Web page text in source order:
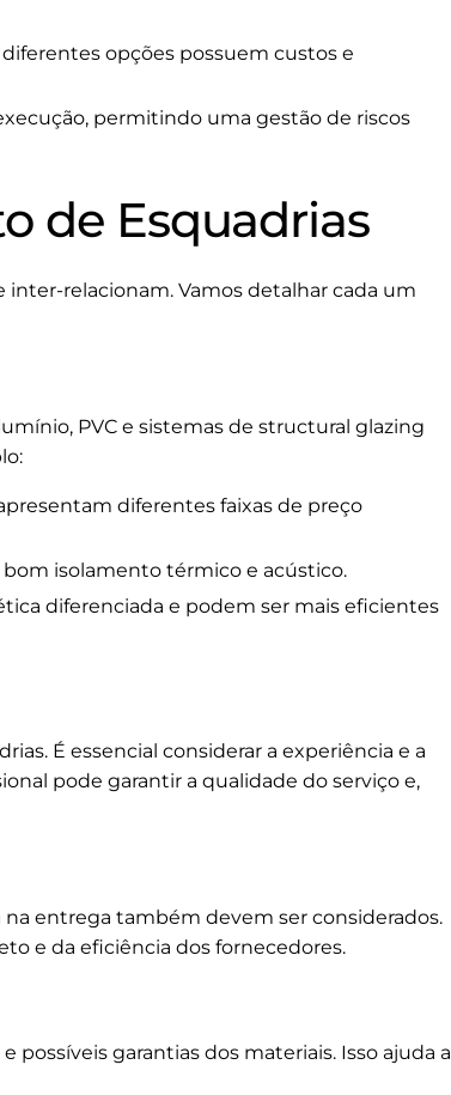
opções possuem custos e
permitindo uma gestão de riscos
de Esquadrias
relacionam. Vamos detalhar cada um
PVC e sistemas de structural glazing
diferentes faixas de preço
bom isolamento térmico e acústico.
diferenciada e podem ser mais eficientes
É essencial considerar a experiência e a
pode garantir a qualidade do serviço e,
entrega também devem ser considerados.
e da eficiência dos fornecedores.
garantias dos materiais. Isso ajuda a